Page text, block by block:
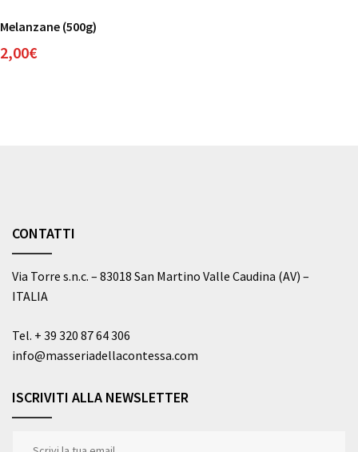
Melanzane (500g)
2,00€
CONTATTI
Via Torre s.n.c. – 83018 San Martino Valle Caudina (AV) –
ITALIA
Tel. + 39 320 87 64 306
info@masseriadellacontessa.com
ISCRIVITI ALLA NEWSLETTER